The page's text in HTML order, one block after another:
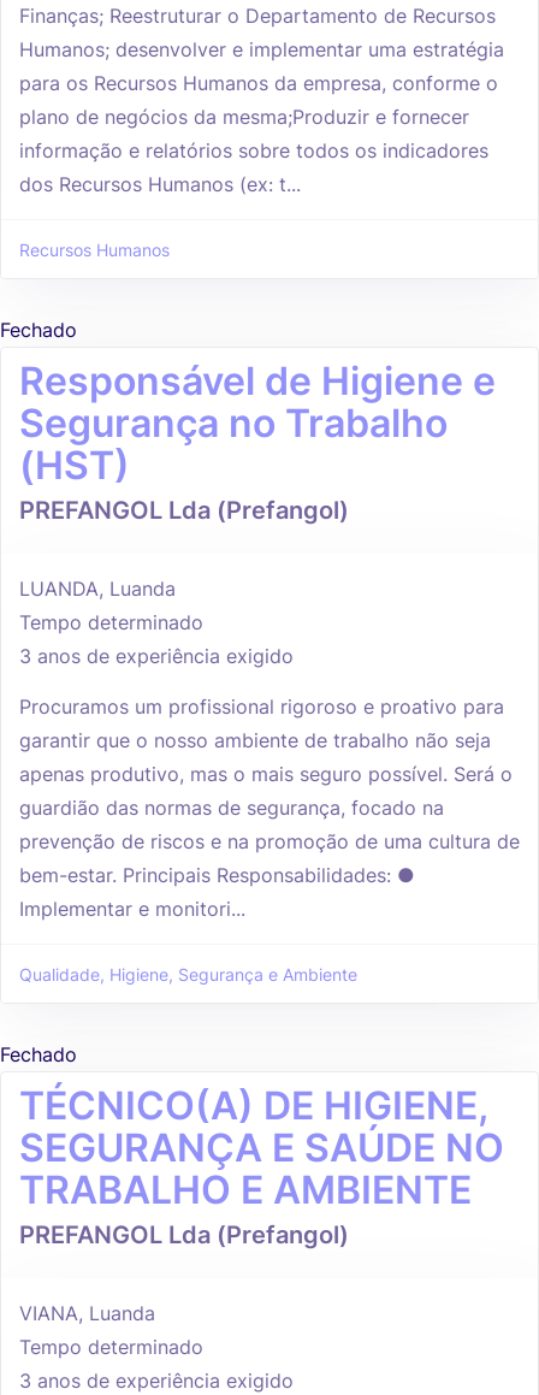
Finanças; Reestruturar o Departamento de Recursos
Humanos; desenvolver e implementar uma estratégia
para os Recursos Humanos da empresa, conforme o
plano de negócios da mesma;Produzir e fornecer
informação e relatórios sobre todos os indicadores
dos Recursos Humanos (ex: t...
Recursos Humanos
Fechado
Responsável de Higiene e
Segurança no Trabalho
(HST)
PREFANGOL Lda (Prefangol)
LUANDA, Luanda
Tempo determinado
3 anos de experiência exigido
Procuramos um profissional rigoroso e proativo para
garantir que o nosso ambiente de trabalho não seja
apenas produtivo, mas o mais seguro possível. Será o
guardião das normas de segurança, focado na
prevenção de riscos e na promoção de uma cultura de
bem-estar. Principais Responsabilidades: ●
Implementar e monitori...
Qualidade, Higiene, Segurança e Ambiente
Fechado
TÉCNICO(A) DE HIGIENE,
SEGURANÇA E SAÚDE NO
TRABALHO E AMBIENTE
PREFANGOL Lda (Prefangol)
VIANA, Luanda
Tempo determinado
3 anos de experiência exigido